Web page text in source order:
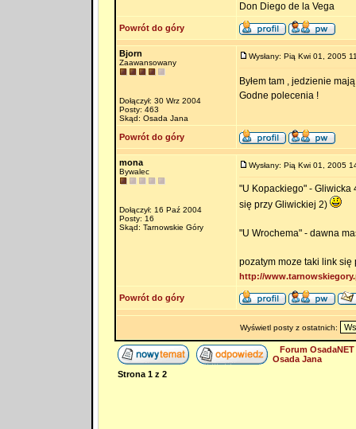
Don Diego de la Vega
Powrót do góry
Bjorn
Zaawansowany
Dołączył: 30 Wrz 2004
Posty: 463
Skąd: Osada Jana
Wysłany: Pią Kwi 01, 2005
Byłem tam , jedzienie
Godne polecenia !
Powrót do góry
mona
Bywalec
Dołączył: 16 Paź 2004
Posty: 16
Skąd: Tarnowskie Góry
Wysłany: Pią Kwi 01, 2005
"U Kopackiego" - Gliwicka
się przy Gliwickiej 2)
"U Wrochema" - dawna
pozatym moze taki link się
http://
Powrót do góry
Wyświetl posty z ostatnich:
Forum
Osada Jana
Strona 1z 2